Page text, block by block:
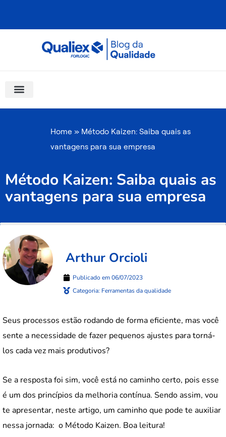
Home » Método Kaizen: Saiba quais as
vantagens para sua empresa
Método Kaizen: Saiba quais as
vantagens para sua empresa
Arthur Orcioli
Publicado em06/07/2023
Categoria: Ferramentas da qualidade
Seus processos estão rodando de forma eficiente, mas você
sente a necessidade de fazer pequenos ajustes para torná-
los cada vez mais produtivos?
Se a resposta foi sim, você está no caminho certo, pois esse
é um dos princípios da melhoria contínua. Sendo assim, vou
te apresentar, neste artigo, um caminho que pode te auxiliar
nessa jornada: o Método Kaizen. Boa leitura!